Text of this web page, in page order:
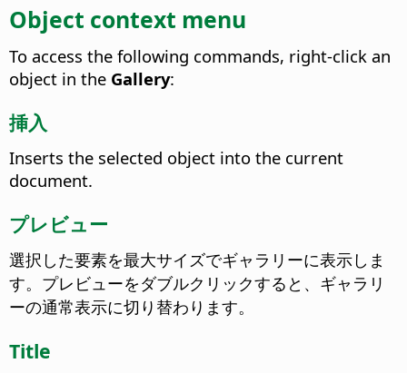
Object context menu
To access the following commands, right-click an
object in the Gallery:
挿入
Inserts the selected object into the current
document.
プレビュー
選択した要素を最大サイズでギャラリーに表示しま
す。プレビューをダブルクリックすると、ギャラリ
ーの通常表示に切り替わります。
Title